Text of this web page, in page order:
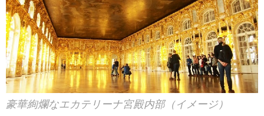
豪華絢爛なエカテリーナ宮殿内部（イメージ）